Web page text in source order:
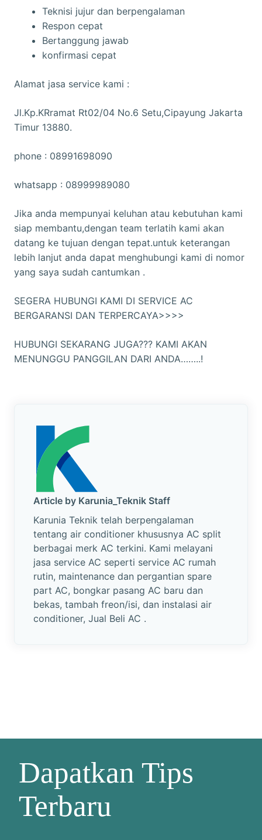
Teknisi jujur dan berpengalaman
Respon cepat
Bertanggung jawab
konfirmasi cepat
Alamat jasa service kami :
Jl.Kp.KRramat Rt02/04 No.6 Setu,Cipayung Jakarta
Timur 13880.
phone : 08991698090
whatsapp : 08999989080
Jika anda mempunyai keluhan atau kebutuhan kami
siap membantu,dengan team terlatih kami akan
datang ke tujuan dengan tepat.untuk keterangan
lebih lanjut anda dapat menghubungi kami di nomor
yang saya sudah cantumkan .
SEGERA HUBUNGI KAMI DI SERVICE AC
BERGARANSI DAN TERPERCAYA>>>>
HUBUNGI SEKARANG JUGA??? KAMI AKAN
MENUNGGU PANGGILAN DARI ANDA……..!
Article by Karunia_Teknik Staff
Karunia Teknik telah berpengalaman
tentang air conditioner khususnya AC split
berbagai merk AC terkini. Kami melayani
jasa service AC seperti service AC rumah
rutin, maintenance dan pergantian spare
part AC, bongkar pasang AC baru dan
bekas, tambah freon/isi, dan instalasi air
conditioner, Jual Beli AC .
Dapatkan Tips
Terbaru